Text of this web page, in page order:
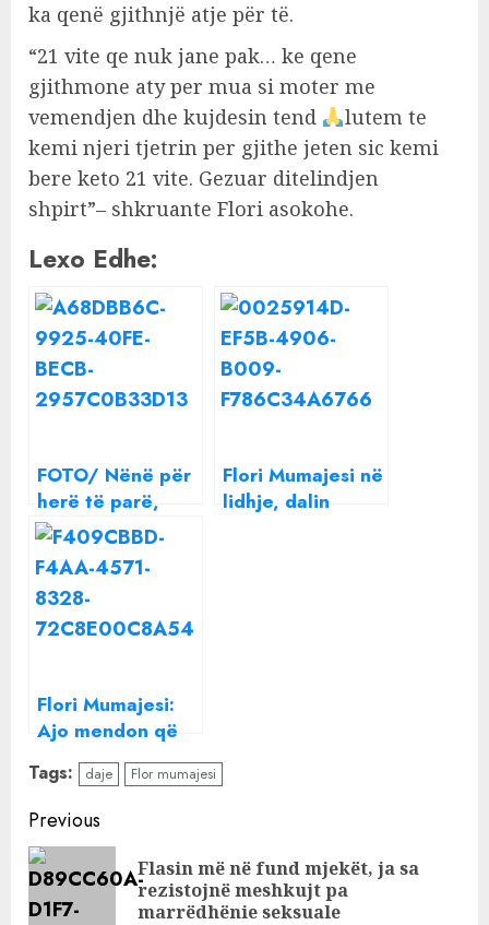
ka qenë gjithnjë atje për të.
“21 vite qe nuk jane pak… ke qene
gjithmone aty per mua si moter me
vemendjen dhe kujdesin tend
lutem te
kemi njeri tjetrin per gjithe jeten sic kemi
bere keto 21 vite. Gezuar ditelindjen
shpirt”– shkruante Flori asokohe.
Lexo Edhe:
FOTO/ Nënë për
herë të parë,
modelja
shqiptare ndan
foton e ëmbël
me të bijën
Flori Mumajesi në
lidhje, dalin
Flori Mumajesi:
Ajo mendon që
po viktimizohem,
unë s’jam as
servil, as
b*thlëpirës
Tags: daje Flor mumajesi
Continue
Reading
Previous
Flasin më në fund mjekët, ja sa
rezistojnë meshkujt pa
marrëdhënie seksuale